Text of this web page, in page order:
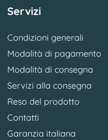
Servizi
Condizioni generali
Modalità di pagamento
Modalità di consegna
Servizi alla consegna
Reso del prodotto
Contatti
Garanzia italiana